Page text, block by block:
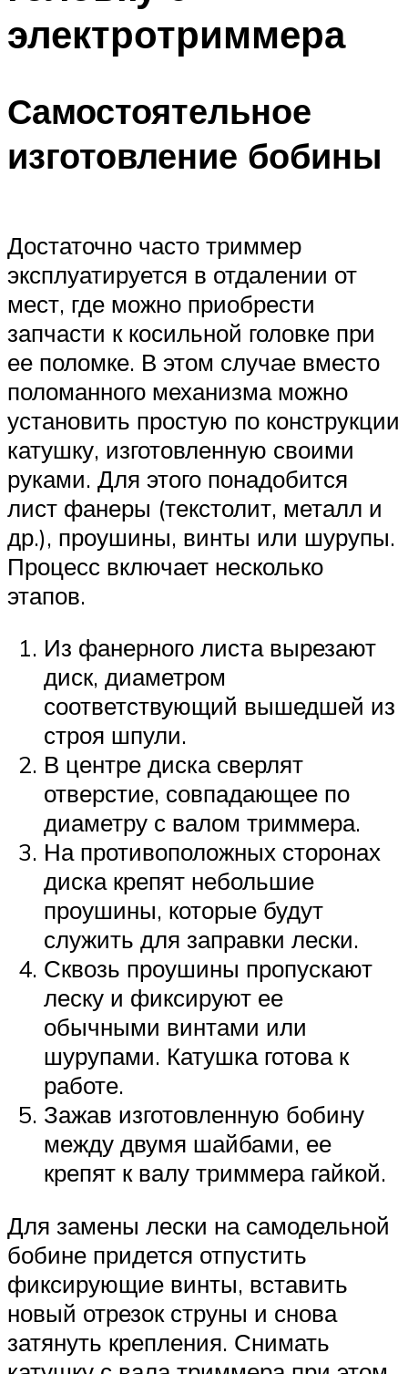
электротриммера
Самостоятельное
изготовление бобины
Достаточно часто триммер
эксплуатируется в отдалении от
мест, где можно приобрести
запчасти к косильной головке при
ее поломке. В этом случае вместо
поломанного механизма можно
установить простую по конструкции
катушку, изготовленную своими
руками. Для этого понадобится
лист фанеры (текстолит, металл и
др.), проушины, винты или шурупы.
Процесс включает несколько
этапов.
Из фанерного листа вырезают
диск, диаметром
соответствующий вышедшей из
строя шпули.
В центре диска сверлят
отверстие, совпадающее по
диаметру с валом триммера.
На противоположных сторонах
диска крепят небольшие
проушины, которые будут
служить для заправки лески.
Сквозь проушины пропускают
леску и фиксируют ее
обычными винтами или
шурупами. Катушка готова к
работе.
Зажав изготовленную бобину
между двумя шайбами, ее
крепят к валу триммера гайкой.
Для замены лески на самодельной
бобине придется отпустить
фиксирующие винты, вставить
новый отрезок струны и снова
затянуть крепления. Снимать